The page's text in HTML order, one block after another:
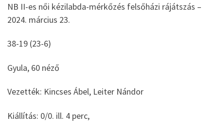
NB II-es női kézilabda-mérkőzés felsőházi rájátszás –
2024. március 23.
38-19 (23-6)
Gyula, 60 néző
Vezették: Kincses Ábel, Leiter Nándor
Kiállítás: 0/0. ill. 4 perc,